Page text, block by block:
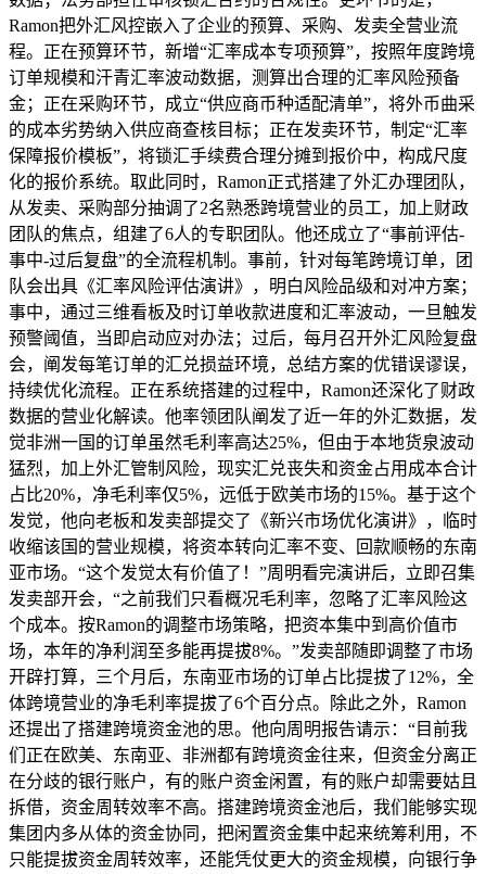
Ramon把外汇风控嵌入了企业的预算、采购、发卖全营业流
程。正在预算环节，新增“汇率成本专项预算”，按照年度跨境
订单规模和汗青汇率波动数据，测算出合理的汇率风险预备
金；正在采购环节，成立“供应商币种适配清单”，将外币曲采
的成本劣势纳入供应商查核目标；正在发卖环节，制定“汇率
保障报价模板”，将锁汇手续费合理分摊到报价中，构成尺度
化的报价系统。取此同时，Ramon正式搭建了外汇办理团队，
从发卖、采购部分抽调了2名熟悉跨境营业的员工，加上财政
团队的焦点，组建了6人的专职团队。他还成立了“事前评估-
事中-过后复盘”的全流程机制。事前，针对每笔跨境订单，团
队会出具《汇率风险评估演讲》，明白风险品级和对冲方案；
事中，通过三维看板及时订单收款进度和汇率波动，一旦触发
预警阈值，当即启动应对办法；过后，每月召开外汇风险复盘
会，阐发每笔订单的汇兑损益环境，总结方案的优错误谬误，
持续优化流程。正在系统搭建的过程中，Ramon还深化了财政
数据的营业化解读。他率领团队阐发了近一年的外汇数据，发
觉非洲一国的订单虽然毛利率高达25%，但由于本地货泉波动
猛烈，加上外汇管制风险，现实汇兑丧失和资金占用成本合计
占比20%，净毛利率仅5%，远低于欧美市场的15%。基于这个
发觉，他向老板和发卖部提交了《新兴市场优化演讲》，临时
收缩该国的营业规模，将资本转向汇率不变、回款顺畅的东南
亚市场。“这个发觉太有价值了！”周明看完演讲后，立即召集
发卖部开会，“之前我们只看概况毛利率，忽略了汇率风险这
个成本。按Ramon的调整市场策略，把资本集中到高价值市
场，本年的净利润至多能再提拔8%。”发卖部随即调整了市场
开辟打算，三个月后，东南亚市场的订单占比提拔了12%，全
体跨境营业的净毛利率提拔了6个百分点。除此之外，Ramon
还提出了搭建跨境资金池的思。他向周明报告请示：“目前我
们正在欧美、东南亚、非洲都有跨境资金往来，但资金分离正
在分歧的银行账户，有的账户资金闲置，有的账户却需要姑且
拆借，资金周转效率不高。搭建跨境资金池后，我们能够实现
集团内多从体的资金协同，把闲置资金集中起来统筹利用，不
只能提拔资金周转效率，还能凭仗更大的资金规模，向银行争